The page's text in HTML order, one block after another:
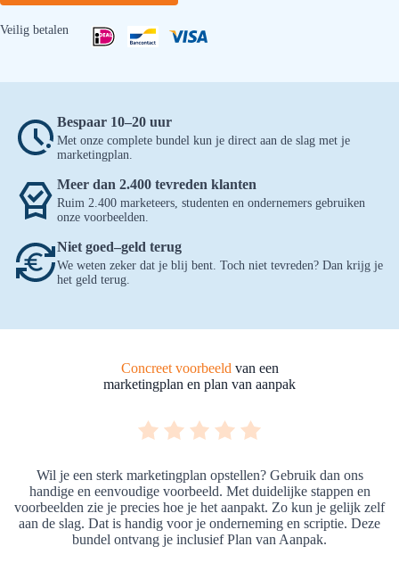
Veilig betalen
Bespaar 10–20 uur
Met onze complete bundel kun je direct aan de slag met je
marketingplan.
Meer dan 2.400 tevreden klanten
Ruim 2.400 marketeers, studenten en ondernemers gebruiken
onze voorbeelden.
Niet goed–geld terug
We weten zeker dat je blij bent. Toch niet tevreden? Dan krijg je
het geld terug.
Concreet voorbeeld van een
marketingplan en plan van aanpak
Wil je een sterk marketingplan opstellen? Gebruik dan ons
handige en eenvoudige voorbeeld. Met duidelijke stappen en
voorbeelden zie je precies hoe je het aanpakt. Zo kun je gelijk zelf
aan de slag. Dat is handig voor je onderneming en scriptie. Deze
bundel ontvang je inclusief Plan van Aanpak.